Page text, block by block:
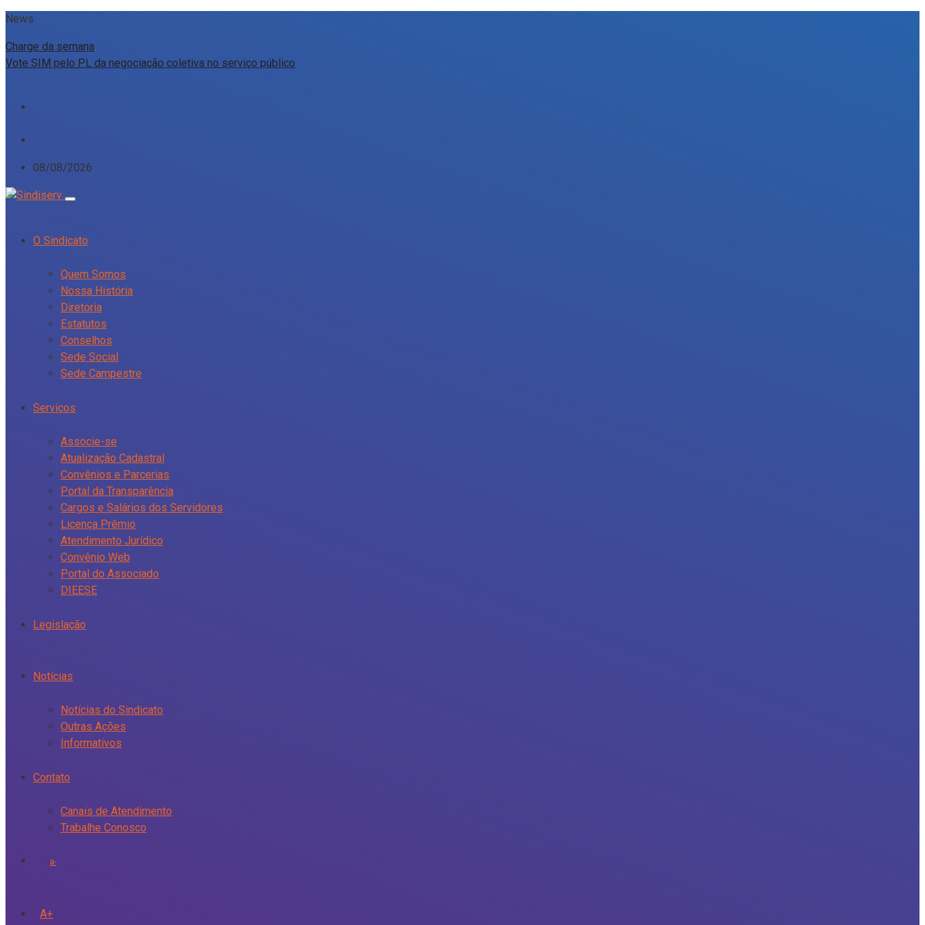
News
Charge da semana
Vote SIM pelo PL da negociação coletiva no serviço público
08/08/2026
O Sindicato
Quem Somos
Nossa História
Diretoria
Estatutos
Conselhos
Sede Social
Sede Campestre
Serviços
Associe-se
Atualização Cadastral
Convênios e Parcerias
Portal da Transparência
Cargos e Salários dos Servidores
Licença Prêmio
Atendimento Jurídico
Convênio Web
Portal do Associado
DIEESE
Legislação
Notícias
Notícias do Sindicato
Outras Ações
Informativos
Contato
Canais de Atendimento
Trabalhe Conosco
a-
A+